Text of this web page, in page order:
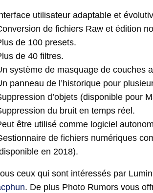
utilisateur adaptable et
de fichiers Raw et édition
de 100 presets.
de 40 filtres.
système de masquage de couches
panneau de l’historique pour
d’objets (disponible pour
du bruit en temps réel.
être utilisé comme logiciel
de fichiers numériques
en 2018).
ceux qui sont intéressés par
. De plus Photo Rumors vous